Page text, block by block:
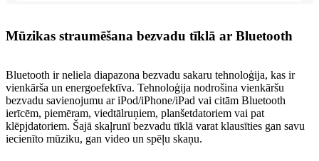
Mūzikas straumēšana bezvadu tīklā ar Bluetooth
Bluetooth ir neliela diapazona bezvadu sakaru tehnoloģija, kas ir
vienkārša un energoefektīva. Tehnoloģija nodrošina vienkāršu
bezvadu savienojumu ar iPod/iPhone/iPad vai citām Bluetooth
ierīcēm, piemēram, viedtālruņiem, planšetdatoriem vai pat
klēpjdatoriem. Šajā skaļrunī bezvadu tīklā varat klausīties gan savu
iecienīto mūziku, gan video un spēļu skaņu.